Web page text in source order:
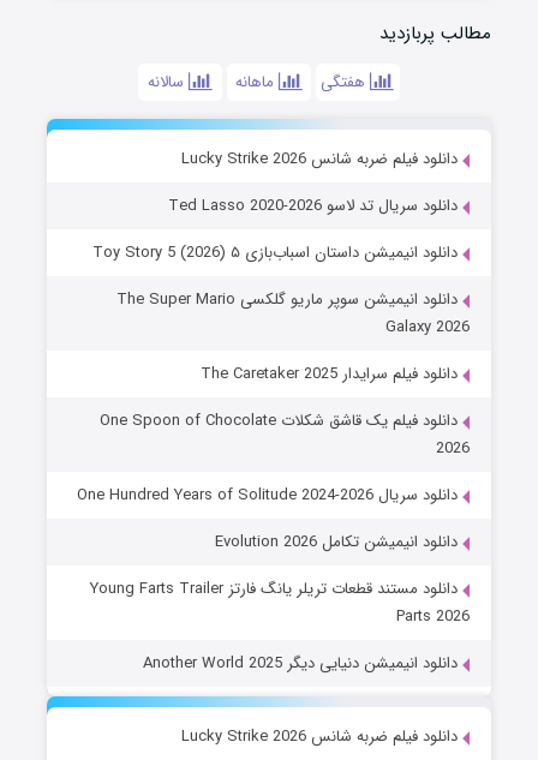
مطالب پربازدید
هفتگی ماهانه سالانه
دانلود فیلم ضربه شانس Lucky Strike 2026
دانلود سریال تد لاسو Ted Lasso 2020-2026
دانلود انیمیشن داستان اسباب‌بازی ۵ Toy Story 5 (2026)
دانلود انیمیشن سوپر ماریو گلکسی The Super Mario
Galaxy 2026
دانلود فیلم سرایدار The Caretaker 2025
دانلود فیلم یک قاشق شکلات One Spoon of Chocolate
2026
دانلود سریال One Hundred Years of Solitude 2024-2026
دانلود انیمیشن تکامل Evolution 2026
دانلود مستند قطعات تریلر یانگ فارتز Young Farts Trailer
Parts 2026
دانلود انیمیشن دنیایی دیگر Another World 2025
دانلود فیلم ضربه شانس Lucky Strike 2026